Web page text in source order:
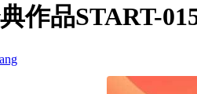
作品START-